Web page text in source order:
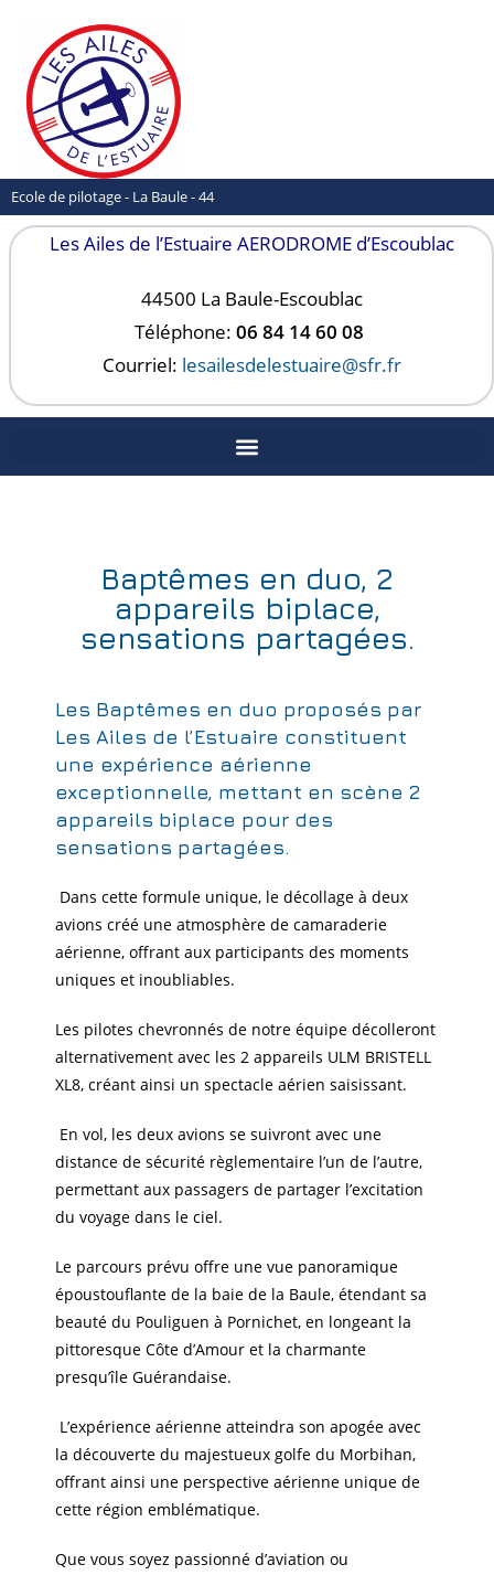
Ecole de pilotage - La Baule - 44
Les Ailes de l’Estuaire AERODROME d’Escoublac
44500 La Baule-Escoublac
Téléphone: 06 84 14 60 08
Courriel: lesailesdelestuaire@sfr.fr
Baptêmes en duo, 2
appareils biplace,
sensations partagées.
Les Baptêmes en duo proposés par
Les Ailes de l’Estuaire constituent
une expérience aérienne
exceptionnelle, mettant en scène 2
appareils biplace pour des
sensations partagées.
Dans cette formule unique, le décollage à deux
avions créé une atmosphère de camaraderie
aérienne, offrant aux participants des moments
uniques et inoubliables.
Les pilotes chevronnés de notre équipe décolleront
alternativement avec les 2 appareils ULM BRISTELL
XL8, créant ainsi un spectacle aérien saisissant.
En vol, les deux avions se suivront avec une
distance de sécurité règlementaire l’un de l’autre,
permettant aux passagers de partager l’excitation
du voyage dans le ciel.
Le parcours prévu offre une vue panoramique
époustouflante de la baie de la Baule, étendant sa
beauté du Pouliguen à Pornichet, en longeant la
pittoresque Côte d’Amour et la charmante
presqu’île Guérandaise.
L’expérience aérienne atteindra son apogée avec
la découverte du majestueux golfe du Morbihan,
offrant ainsi une perspective aérienne unique de
cette région emblématique.
Que vous soyez passionné d’aviation ou